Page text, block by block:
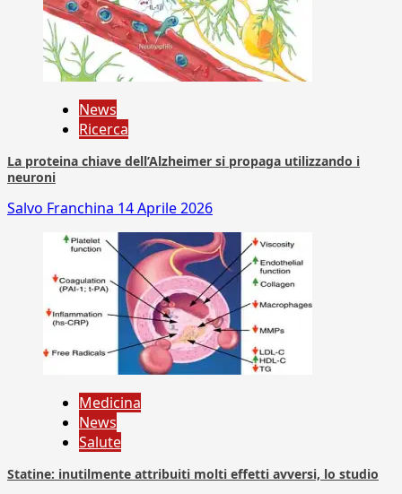
News
Ricerca
La proteina chiave dell’Alzheimer si propaga utilizzando i
neuroni
Salvo Franchina 14 Aprile 2026
Medicina
News
Salute
Statine: inutilmente attribuiti molti effetti avversi, lo studio